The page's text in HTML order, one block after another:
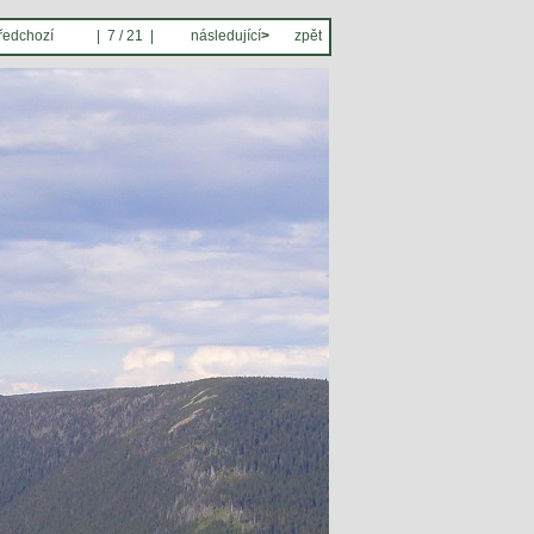
| 7 / 21 | následující> zpět